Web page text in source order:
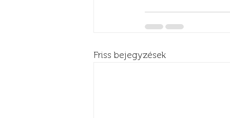
Friss bejegyzések